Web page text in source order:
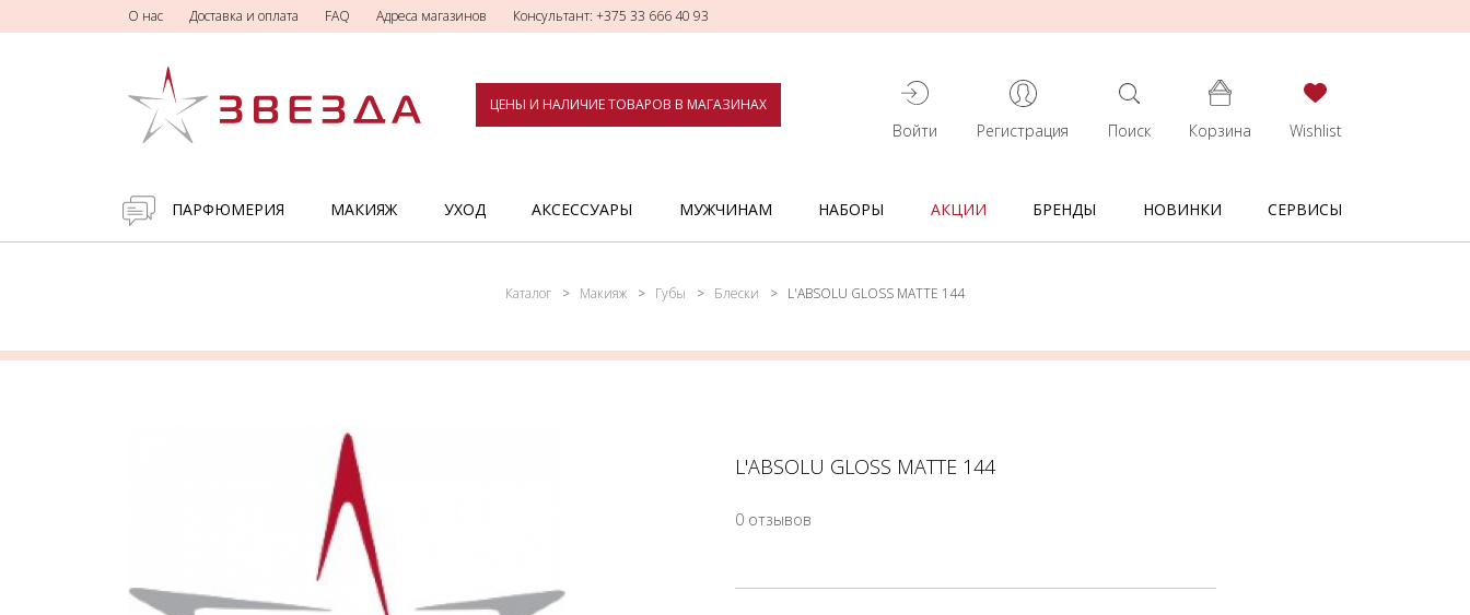
О нас Доставка и оплата FAQ Адреса магазинов Консультант: +375 33 666 40 93
ЦЕНЫ И НАЛИЧИЕ ТОВАРОВ В МАГАЗИНАХ
Войти Регистрация Поиск Корзина Wishlist
ПАРФЮМЕРИЯ МАКИЯЖ УХОД АКСЕССУАРЫ МУЖЧИНАМ НАБОРЫ АКЦИИ БРЕНДЫ НОВИНКИ СЕРВИСЫ
Каталог Макияж Губы Блески L'ABSOLU GLOSS MATTE 144
L'ABSOLU GLOSS MATTE 144
0 отзывов